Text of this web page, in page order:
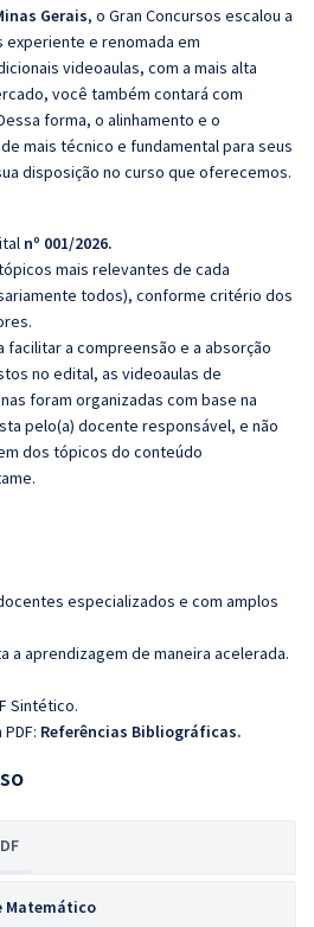
Gerais, o Gran Concursos escalou a
e renomada em
videoaulas, com a mais alta
você também contará com
forma, o alinhamento e o
mais técnico e fundamental para seus
disposição no curso que oferecemos.
nº 001/2026.
mais relevantes de cada
todos), conforme critério dos
facilitar a compreensão e a absorção
no edital, as videoaulas de
foram organizadas com base na
pelo(a) docente responsável, e não
dos tópicos do conteúdo
especializados e com amplos
a aprendizagem de maneira acelerada.
Sintético.
Referências Bibliográficas.
Matemático